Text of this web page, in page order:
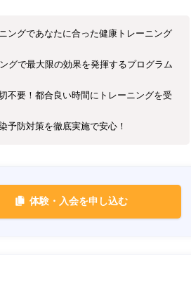
ングであなたに合った健康トレーニング
グで最大限の効果を発揮するプログラム
不要！都合良い時間にトレーニングを受
予防対策を徹底実施で安心！
体験・入会を申し込む